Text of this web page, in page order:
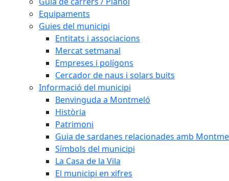
Equipaments
Guies del municipi
Entitats i associacions
Mercat setmanal
Empreses i polígons
Cercador de naus i solars buits
Informació del municipi
Benvinguda a Montmeló
Història
Patrimoni
Guia de sardanes relacionades amb
Símbols del municipi
La Casa de la Vila
El municipi en xifres